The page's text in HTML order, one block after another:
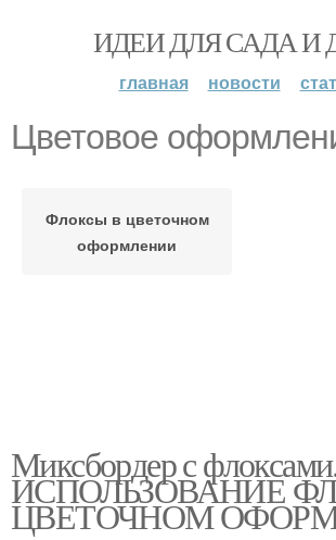
ИДЕИ ДЛЯ САДА И
главная новости
Цветовое
Флоксы в цветочном
оформлении
Миксбордер с
ИСПОЛЬЗОВАНИЕ
ЦВЕТОЧНОМ